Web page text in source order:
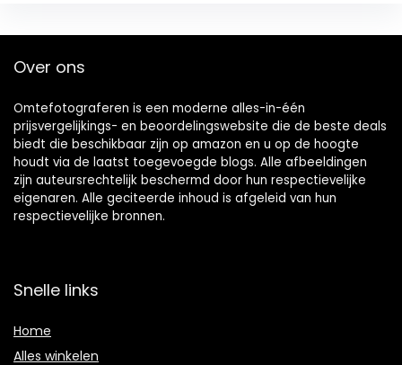
Over ons
Omtefotograferen is een moderne alles-in-één
prijsvergelijkings- en beoordelingswebsite die de beste deals
biedt die beschikbaar zijn op amazon en u op de hoogte
houdt via de laatst toegevoegde blogs. Alle afbeeldingen
zijn auteursrechtelijk beschermd door hun respectievelijke
eigenaren. Alle geciteerde inhoud is afgeleid van hun
respectievelijke bronnen.
Snelle links
Home
Alles winkelen